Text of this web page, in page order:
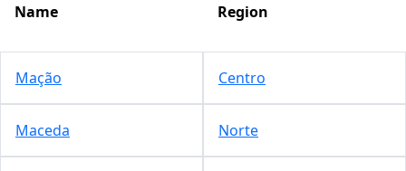
Name Region
Mação Centro
Maceda Norte